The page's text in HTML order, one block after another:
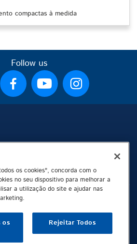
compactas à medida
Follow us
Buscar Contato
os cookies", concorda com o
no seu dispositivo para melhorar a
a utilização do site e ajudar nas
os
Rejeitar Todos